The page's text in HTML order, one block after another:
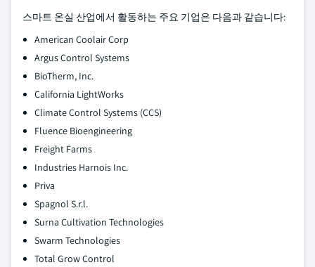
스마트 온실 산업에서 활동하는 주요 기업은 다음과 같습니다:
American Coolair Corp
Argus Control Systems
BioTherm, Inc.
California LightWorks
Climate Control Systems (CCS)
Fluence Bioengineering
Freight Farms
Industries Harnois Inc.
Priva
Spagnol S.r.l.
Surna Cultivation Technologies
Swarm Technologies
Total Grow Control